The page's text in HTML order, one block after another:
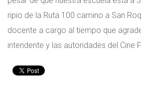
ripio de la Ruta 100 camino a San
docente a cargo al tiempo que
intendente y las autoridades del Cine